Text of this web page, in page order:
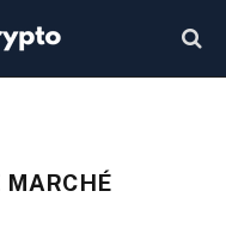
MARCHÉ